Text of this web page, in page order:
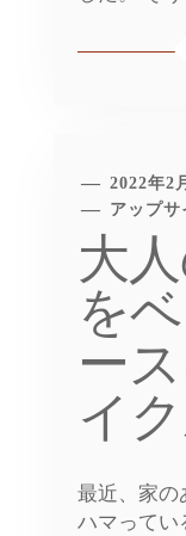
2022年2
アップサ
大
を
ー
イ
最近、家の
ハマってい